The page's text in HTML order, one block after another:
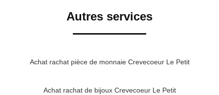
Autres services
Achat rachat pièce de monnaie Crevecoeur Le Petit
Achat rachat de bijoux Crevecoeur Le Petit